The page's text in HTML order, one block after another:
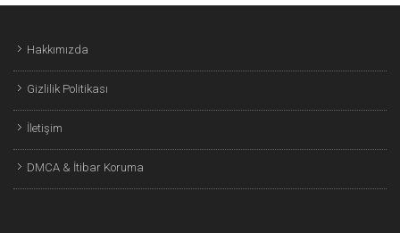
Hakkımızda
Gizlilik Politikası
İletişim
DMCA & İtibar Koruma